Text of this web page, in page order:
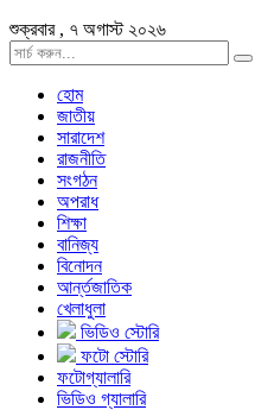
শুক্রবার , ৭ অগাস্ট ২০২৬
হোম
জাতীয়
সারাদেশ
রাজনীতি
সংগঠন
অপরাধ
শিক্ষা
বানিজ্য
বিনোদন
আর্ন্তজাতিক
খেলাধুলা
ভিডিও স্টোরি
ফটো স্টোরি
ফটোগ্যালারি
ভিডিও গ্যালারি